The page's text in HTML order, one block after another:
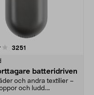
3251
batteridriven
och andra textilier –
och ludd.
4.5av 5 stjärnor